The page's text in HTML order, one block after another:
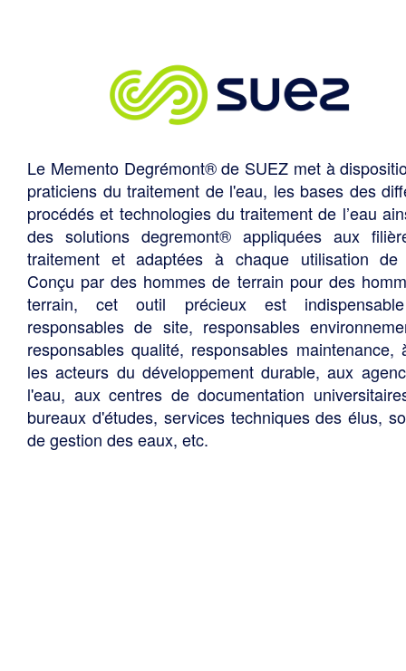
Le Memento Degrémont® de SUEZ met à
praticiens du traitement de l'eau, les bases des
procédés et technologies du traitement de l’eau
des solutions degremont® appliquées aux
traitement et adaptées à chaque utilisation de
Conçu par des hommes de terrain pour des
terrain, cet outil précieux est
responsables de site, responsables
responsables qualité, responsables maintenance,
les acteurs du développement durable, aux
l'eau, aux centres de documentation
bureaux d'études, services techniques des élus,
de gestion des eaux, etc.